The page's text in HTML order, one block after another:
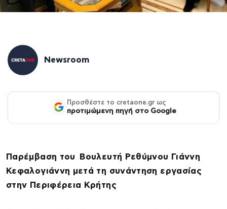
Newsroom
Προσθέστε το cretaone.gr ως
προτιμώμενη πηγή στο Google
Παρέμβαση του Βουλευτή Ρεθύμνου Γιάννη
Κεφαλογιάννη μετά τη συνάντηση εργασίας
στην Περιφέρεια Κρήτης